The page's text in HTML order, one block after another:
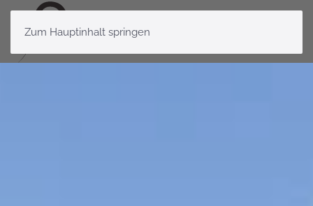
Zum Hauptinhalt springen